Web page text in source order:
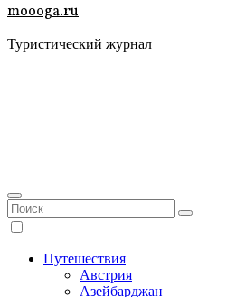
moooga.ru
Туристический журнал
Путешествия
Австрия
Азейбарджан